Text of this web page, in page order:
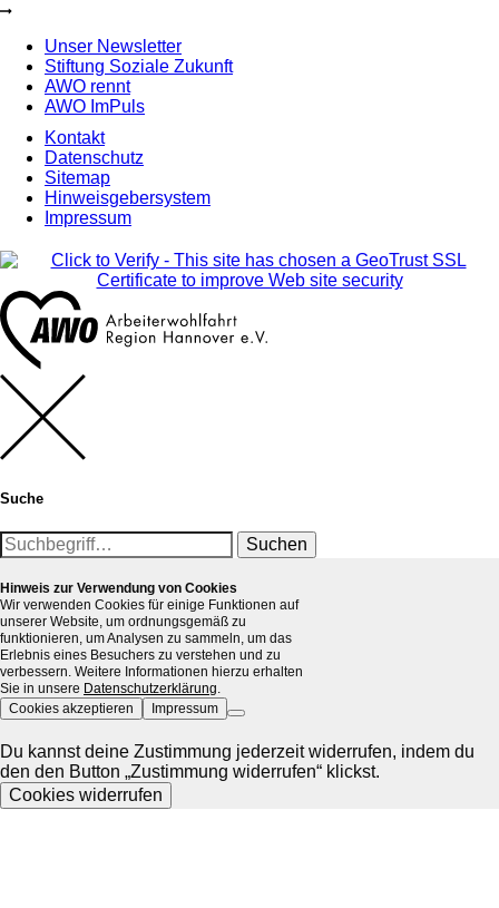
Unser Newsletter
Stiftung Soziale Zukunft
AWO rennt
AWO ImPuls
Kontakt
Datenschutz
Sitemap
Hinweisgebersystem
Impressum
Suche
Suchen
Hinweis zur Verwendung von Cookies
Wir verwenden Cookies für einige Funktionen auf
unserer Website, um ordnungsgemäß zu
funktionieren, um Analysen zu sammeln, um das
Erlebnis eines Besuchers zu verstehen und zu
verbessern. Weitere Informationen hierzu erhalten
Sie in unsere Datenschutzerklärung
Cookies akzeptieren
Impressum
Du kannst deine Zustimmung jederzeit widerrufen, indem du
den den Button „Zustimmung widerrufen“ klickst.
Cookies widerrufen